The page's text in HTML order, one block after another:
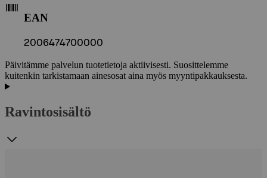
EAN
2006474700000
Päivitämme palvelun tuotetietoja aktiivisesti. Suosittelemme
kuitenkin tarkistamaan ainesosat aina myös myyntipakkauksesta.
Ravintosisältö